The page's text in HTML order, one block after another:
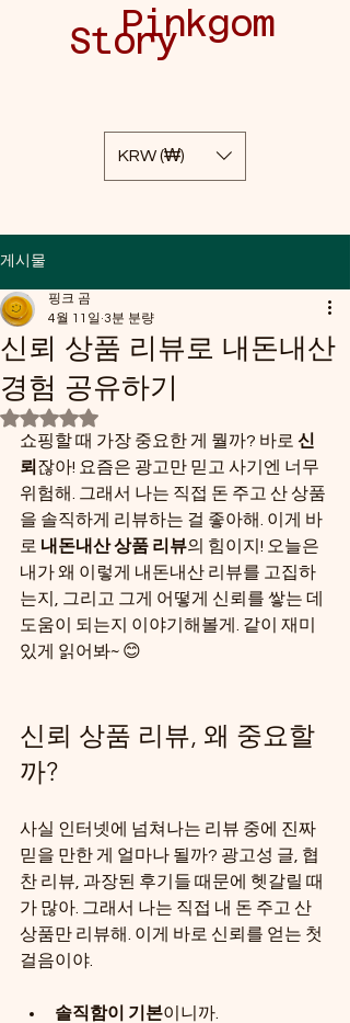
KRW (₩)
Pinkgom
Story
게시물
신뢰 상품 리뷰로 내돈내산
경험 공유하기
핑크 곰
4월 11일 3분 분량
별점 5점 중 NaN점을 주었습니다.
쇼핑할 때 가장 중요한 게 뭘까? 바로 신
뢰 잖아! 요즘은 광고만 믿고 사기엔 너무
위험해. 그래서 나는 직접 돈 주고 산 상품
을 솔직하게 리뷰하는 걸 좋아해. 이게 바
로 내돈내산 상품 리뷰의 힘이지! 오늘은
내가 왜 이렇게 내돈내산 리뷰를 고집하
는지, 그리고 그게 어떻게 신뢰를 쌓는 데
도움이 되는지 이야기해볼게. 같이 재미
있게 읽어봐~ 😊
신뢰 상품 리뷰, 왜 중요할
까?
사실 인터넷에 넘쳐나는 리뷰 중에 진짜
믿을 만한 게 얼마나 될까? 광고성 글, 협
찬 리뷰, 과장된 후기들 때문에 헷갈릴 때
가 많아. 그래서 나는 직접 내 돈 주고 산
상품만 리뷰해. 이게 바로 신뢰를 얻는 첫
걸음이야.
솔직함이 기본이니까.